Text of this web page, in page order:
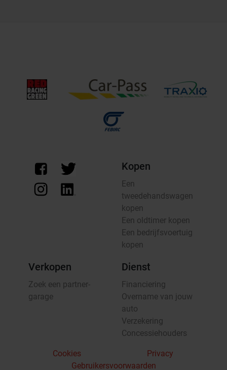
Kopen
Een
tweedehandswagen
kopen
Een oldtimer kopen
Een bedrijfsvoertuig
kopen
Verkopen
Zoek een partner-
garage
Dienst
Financiering
Overname van jouw
auto
Verzekering
Concessiehouders
Cookies
Privacy
Gebruikersvoorwaarden